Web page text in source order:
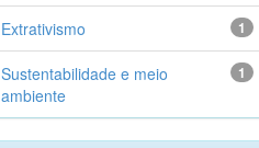
1
Extrativismo
1
Sustentabilidade e meio
ambiente